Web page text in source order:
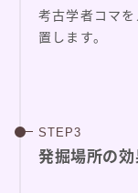
考古学者コマ
置します。
発掘場所の